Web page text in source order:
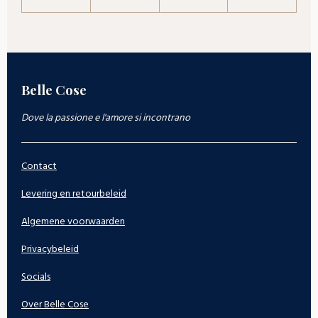
Belle Cose
Dove la passione e l'amore si incontrano
Contact
Levering en retourbeleid
Algemene voorwaarden
Privacybeleid
Socials
Over Belle Cose